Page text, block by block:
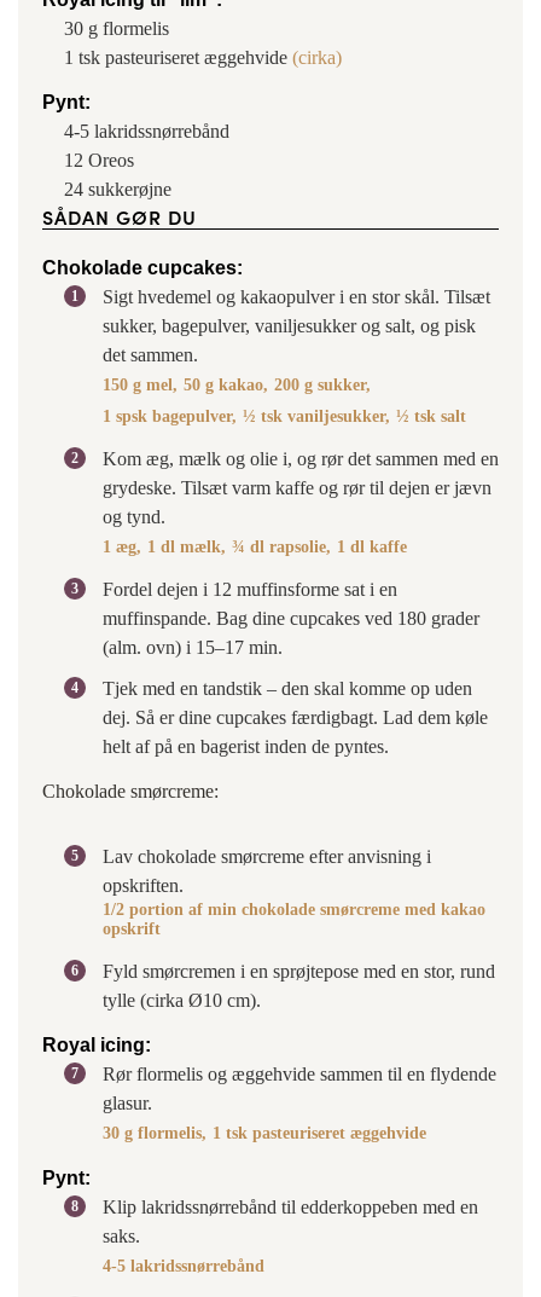
30 g flormelis
1 tsk pasteuriseret æggehvide (cirka)
Pynt:
4-5 lakridssnørrebånd
12 Oreos
24 sukkerøjne
SÅDAN GØR DU
Chokolade cupcakes:
Sigt hvedemel og kakaopulver i en stor skål. Tilsæt
sukker, bagepulver, vaniljesukker og salt, og pisk
det sammen.
150 g mel, 50 g kakao, 200 g sukker,
1 spsk bagepulver, ½ tsk vaniljesukker, ½ tsk salt
Kom æg, mælk og olie i, og rør det sammen med en
grydeske. Tilsæt varm kaffe og rør til dejen er jævn
og tynd.
1 æg, 1 dl mælk, ¾ dl rapsolie, 1 dl kaffe
Fordel dejen i 12 muffinsforme sat i en
muffinspande. Bag dine cupcakes ved 180 grader
(alm. ovn) i 15–17 min.
Tjek med en tandstik – den skal komme op uden
dej. Så er dine cupcakes færdigbagt. Lad dem køle
helt af på en bagerist inden de pyntes.
Chokolade smørcreme:
Lav chokolade smørcreme efter anvisning i
opskriften.
1/2 portion af min chokolade smørcreme med kakao
opskrift
Fyld smørcremen i en sprøjtepose med en stor, rund
tylle (cirka Ø10 cm).
Royal icing:
Rør flormelis og æggehvide sammen til en flydende
glasur.
30 g flormelis, 1 tsk pasteuriseret æggehvide
Pynt:
Klip lakridssnørrebånd til edderkoppeben med en
saks.
4-5 lakridssnørrebånd